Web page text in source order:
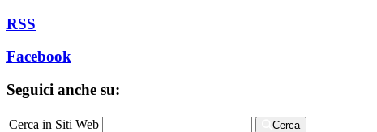
RSS
Facebook
Seguici anche su:
Cerca in Siti Web Cerca